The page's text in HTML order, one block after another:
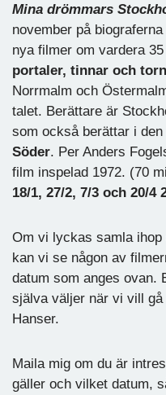
Mina drömmars
november på
nya filmer om vardera
portaler, tinnar och torn
Norrmalm och
talet. Berättare är
som också berättar i
Söder. Per Anders
film inspelad 1972. (70
18/1, 27/2, 7/3 och 20/4
Om vi lyckas samla ihop
kan vi se någon av
datum som anges ovan.
själva väljer när vi vill
Hanser.
Maila mig om du är
gäller och vilket datum,